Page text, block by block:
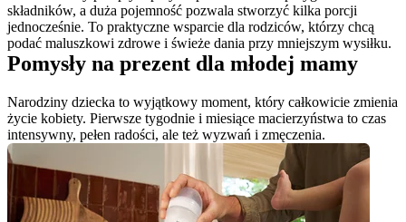
składników, a duża pojemność pozwala stworzyć kilka porcji
jednocześnie. To praktyczne wsparcie dla rodziców, którzy chcą
podać maluszkowi zdrowe i świeże dania przy mniejszym wysiłku.
Pomysły na prezent dla młodej mamy
Narodziny dziecka to wyjątkowy moment, który całkowicie zmienia
życie kobiety. Pierwsze tygodnie i miesiące macierzyństwa to czas
intensywny, pełen radości, ale też wyzwań i zmęczenia.